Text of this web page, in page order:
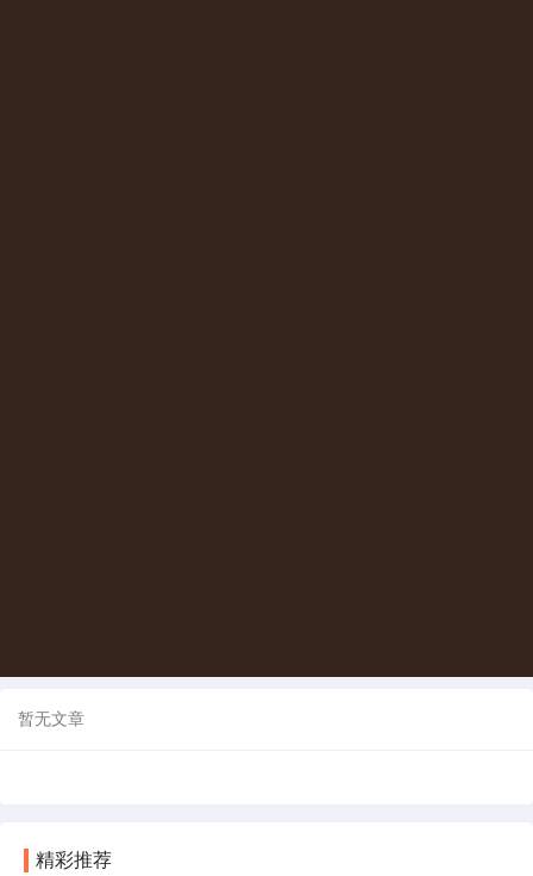
暂无文章
精彩推荐